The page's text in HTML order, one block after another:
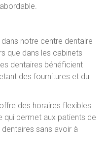
notre centre dentaire
que dans les cabinets
dentaires bénéficient
des fournitures et du
des horaires flexibles
qui permet aux patients de
sans avoir à